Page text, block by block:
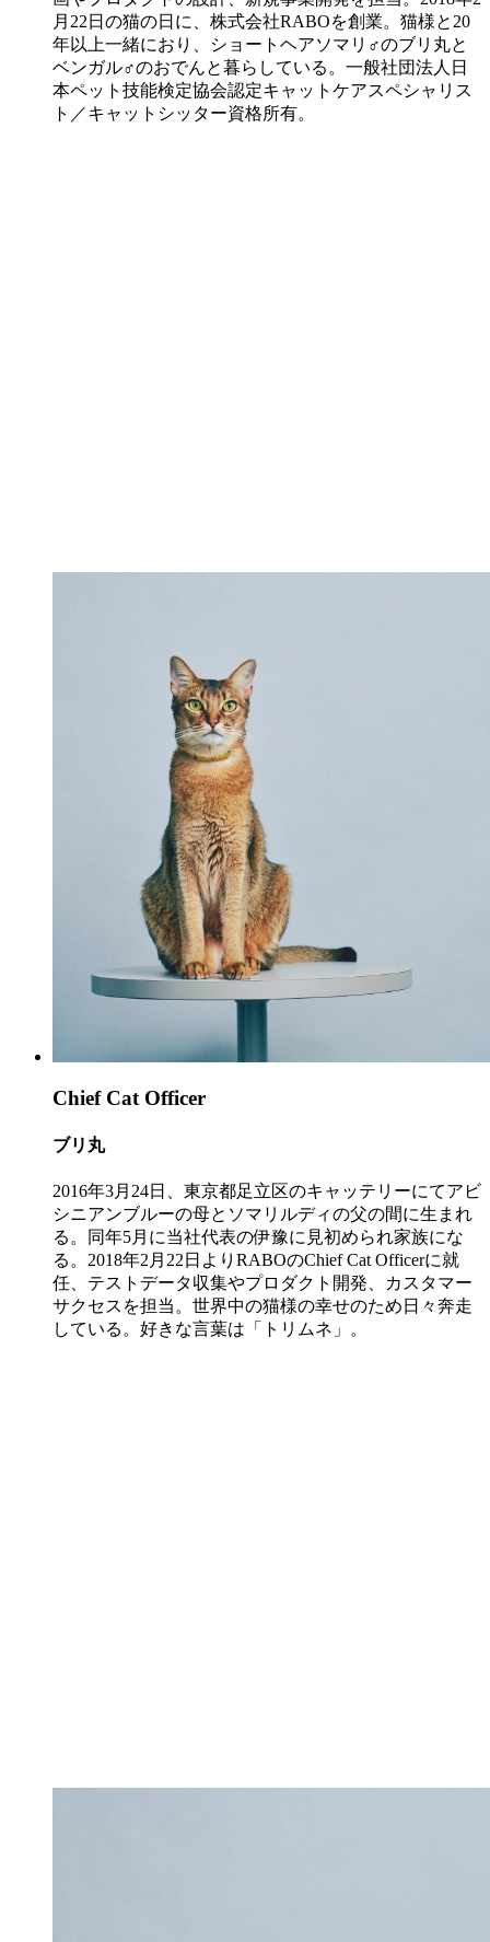
月22日の猫の日に、株式会社RABOを創業。猫様と20
年以上一緒におり、ショートヘアソマリ♂のブリ丸と
ベンガル♂のおでんと暮らしている。一般社団法人日
本ペット技能検定協会認定キャットケアスペシャリス
ト／キャットシッター資格所有。
Chief Cat Officer
ブリ丸
2016年3月24日、東京都足立区のキャッテリーにてアビ
シニアンブルーの母とソマリルディの父の間に生まれ
る。同年5月に当社代表の伊豫に見初められ家族にな
る。2018年2月22日よりRABOのChief Cat Officerに就
任、テストデータ収集やプロダクト開発、カスタマー
サクセスを担当。世界中の猫様の幸せのため日々奔走
している。好きな言葉は「トリムネ」。